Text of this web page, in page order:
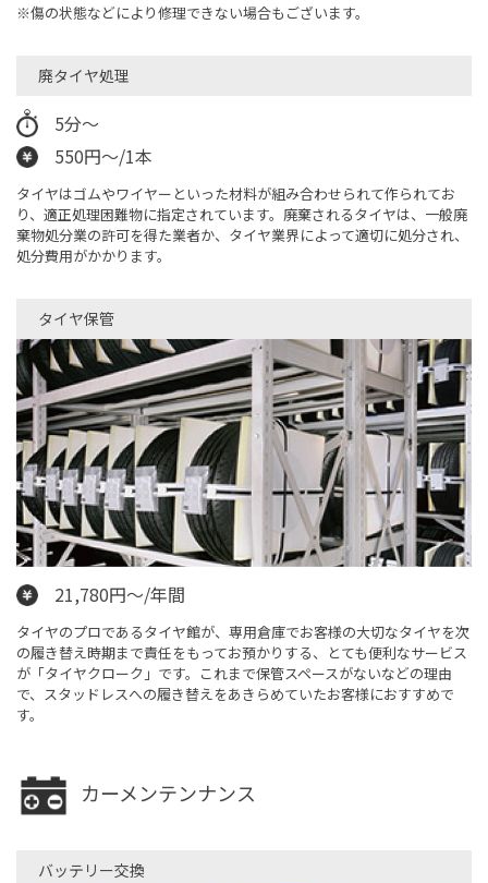
※傷の状態などにより修理できない場合もございます。
廃タイヤ処理
5分～
550円～/1本
タイヤはゴムやワイヤーといった材料が組み合わせられて作られてお
り、適正処理困難物に指定されています。廃棄されるタイヤは、一般廃
棄物処分業の許可を得た業者か、タイヤ業界によって適切に処分され、
処分費用がかかります。
タイヤ保管
21,780円～/年間
タイヤのプロであるタイヤ館が、専用倉庫でお客様の大切なタイヤを次
の履き替え時期まで責任をもってお預かりする、とても便利なサービス
が「タイヤクローク」です。これまで保管スペースがないなどの理由
で、スタッドレスへの履き替えをあきらめていたお客様におすすめで
す。
カーメンテンナンス
バッテリー交換